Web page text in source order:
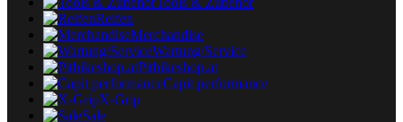
Reifen
Merchandise
Wartung/Service
Pitbikeshop.at
Capit performance
X-Grip
Sale